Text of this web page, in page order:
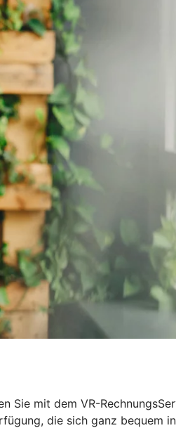
Sie mit dem VR-
die sich ganz bequem